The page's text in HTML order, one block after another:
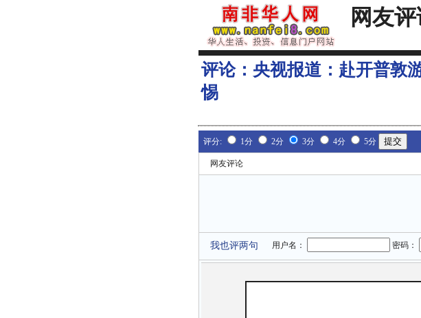
网友
评论： 央视报道：赴开普敦
惕
评分: 1分 2分 3分 4分 5分
网友评论
我也评两句 用户名： 密码：